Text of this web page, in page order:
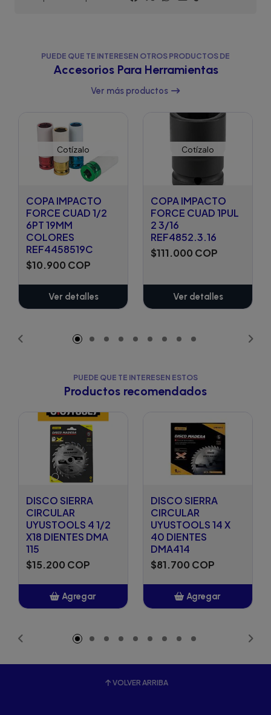
PUEDE QUE TE INTERESEN OTROS PRODUCTOS DE
Accesorios Para Herramientas
Ver más productos
Cotízalo
COPA IMPACTO
FORCE CUAD 1/2
6PT 19MM
COLORES
REF4458519C
$10.900 COP
Ver detalles
Cotízalo
COPA IMPACTO
FORCE CUAD 1PUL
2 3/16
REF4852.3.16
$111.000 COP
Ver detalles
PUEDE QUE TE INTERESEN ESTOS
Productos recomendados
DISCO SIERRA
CIRCULAR
UYUSTOOLS 4 1/2
X18 DIENTES DMA
115
$15.200 COP
Agregar
DISCO SIERRA
CIRCULAR
UYUSTOOLS 14 X
40 DIENTES
DMA414
$81.700 COP
Agregar
VOLVER ARRIBA